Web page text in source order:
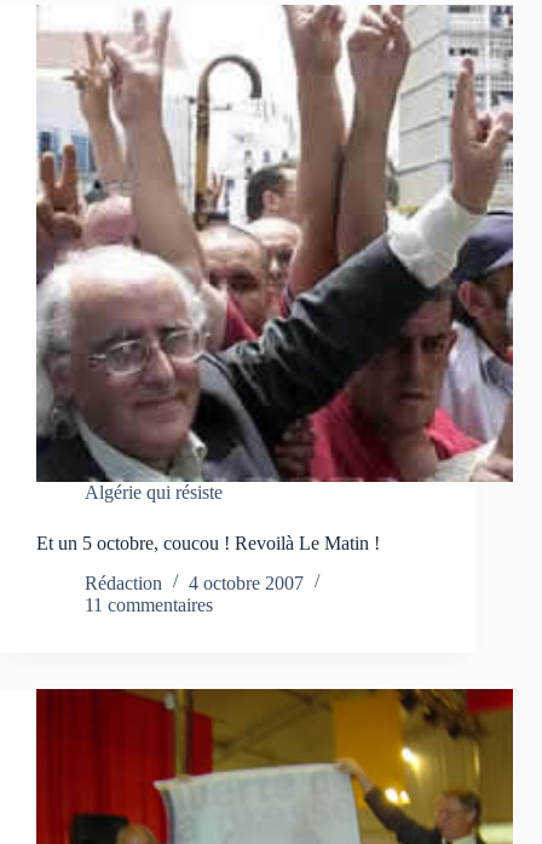
Algérie qui résiste
Et un 5 octobre, coucou ! Revoilà Le Matin !
Rédaction
4 octobre 2007
11 commentaires